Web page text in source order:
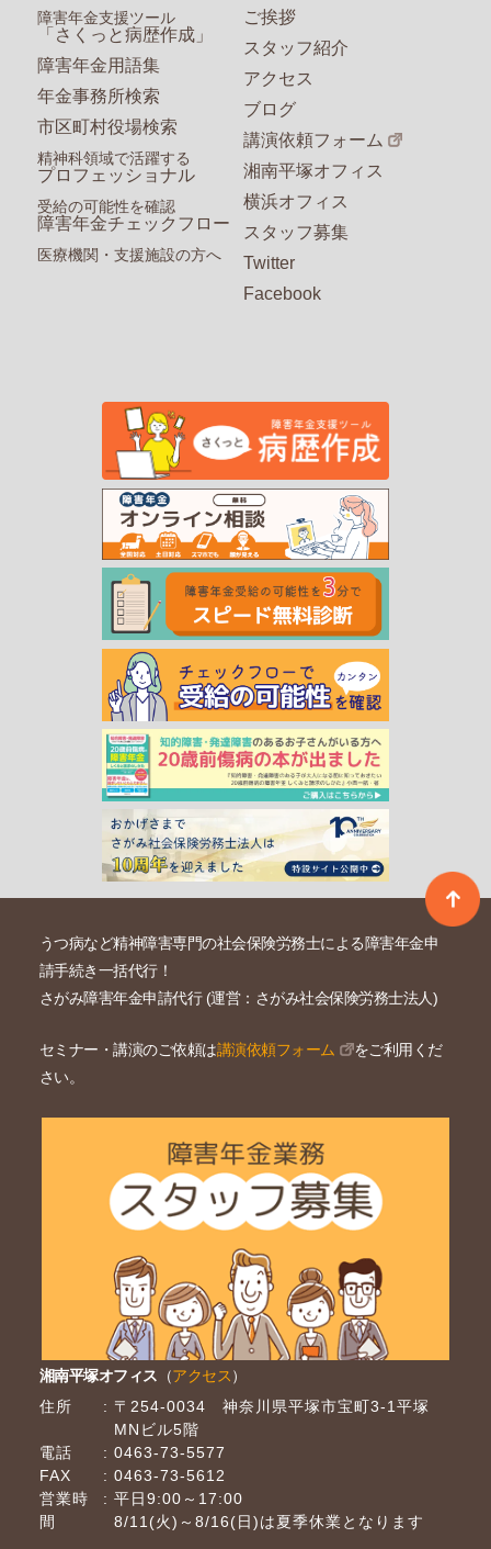
障害年金支援ツール
「さくっと病歴作成」
障害年金用語集
年金事務所検索
市区町村役場検索
精神科領域で活躍する
プロフェッショナル
受給の可能性を確認
障害年金チェックフロー
医療機関・支援施設の方へ
ご挨拶
スタッフ紹介
アクセス
ブログ
講演依頼フォーム
湘南平塚オフィス
横浜オフィス
スタッフ募集
Twitter
Facebook
うつ病など精神障害専門の社会保険労務士による障害年金申
請手続き一括代行！
さがみ障害年金申請代行 (運営：さがみ社会保険労務士法人)
セミナー・講演のご依頼は講演依頼フォーム
をご利用くだ
さい。
湘南平塚オフィス （アクセス）
住所
〒254-0034 神奈川県平塚市宝町3-1平塚
MNビル5階
電話
0463-73-5577
FAX
0463-73-5612
営業時
間
平日9:00～17:00
8/11(火)～8/16(日)は夏季休業となります